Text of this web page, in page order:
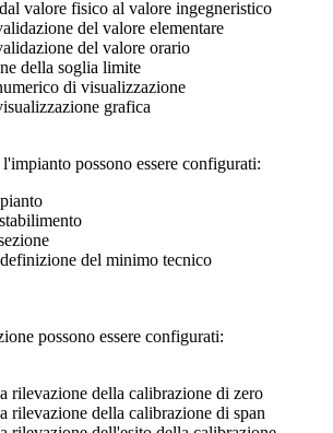
valore fisico al valore ingegneristico
del valore elementare
del valore orario
della soglia limite
di visualizzazione
grafica
possono essere configurati:
del minimo tecnico
possono essere configurati:
rilevazione della calibrazione di zero
rilevazione della calibrazione di span